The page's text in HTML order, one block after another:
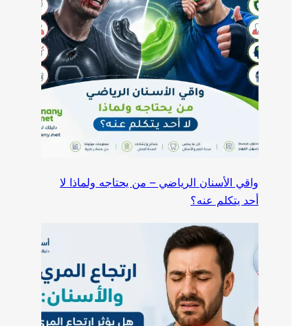
واقي الأسنان الرياضي – من يحتاجه ولماذا لا
أحد يتكلم عنه؟